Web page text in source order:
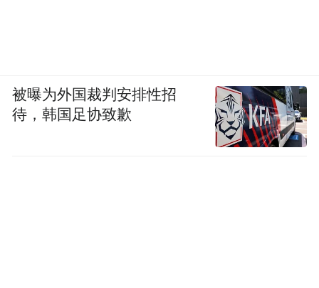
被曝为外国裁判安排性招
待，韩国足协致歉